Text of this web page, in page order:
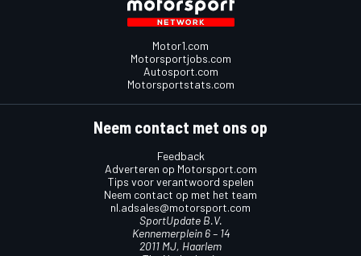
Motor1.com
Motorsportjobs.com
Autosport.com
Motorsportstats.com
Neem contact met ons op
Feedback
Adverteren op Motorsport.com
Tips voor verantwoord spelen
Neem contact op met het team
nl.adsales@motorsport.com
SportUpdate B.V.
Kennemerplein 6 – 14
2011 MJ, Haarlem